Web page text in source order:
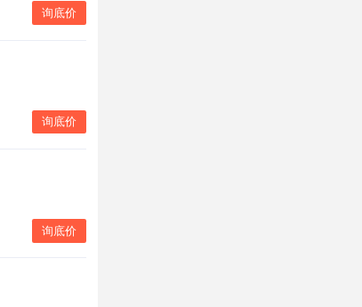
询底价
询底价
询底价